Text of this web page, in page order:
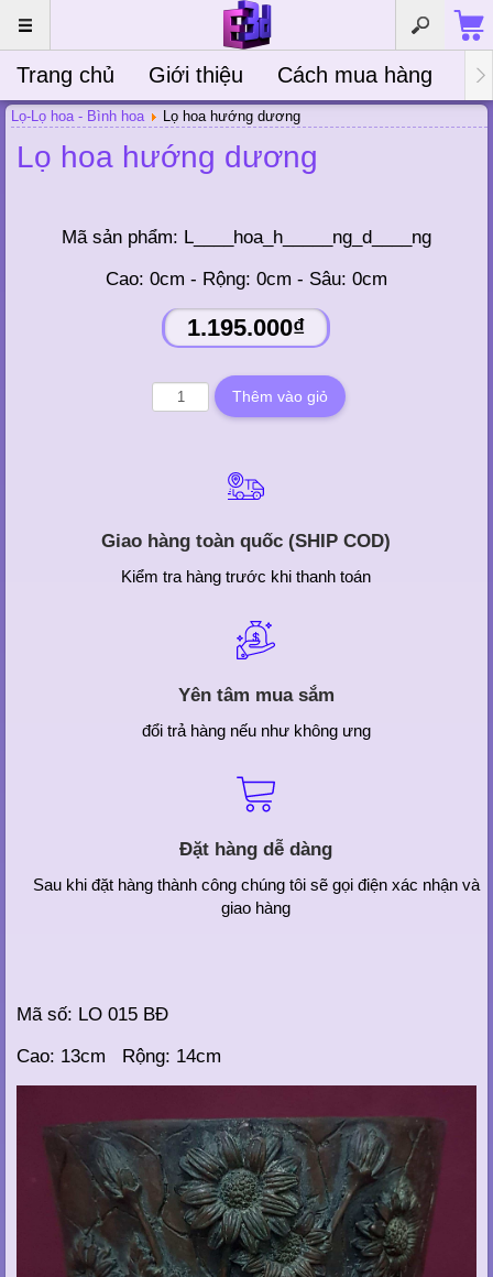
Trang chủ Giới thiệu Cách mua hàng
Lọ-Lọ hoa - Bình hoa Lọ hoa hướng dương
Lọ hoa hướng dương
Mã sản phẩm: L____hoa_h_____ng_d____ng
Cao: 0cm - Rộng: 0cm - Sâu: 0cm
1.195.000₫
Giao hàng toàn quốc (SHIP COD)
Kiểm tra hàng trước khi thanh toán
Yên tâm mua sắm
đổi trả hàng nếu như không ưng
Đặt hàng dễ dàng
Sau khi đặt hàng thành công chúng tôi sẽ gọi điện xác nhận và
giao hàng
Mã số: LO 015 BĐ
Cao: 13cm Rộng: 14cm